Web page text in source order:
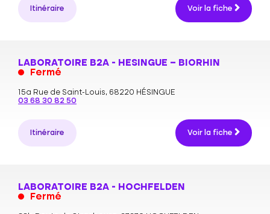
Itinéraire Voir la fiche
LABORATOIRE B2A - HESINGUE – BIORHIN
Fermé
15a Rue de Saint-Louis, 68220 HÉSINGUE
03 68 30 82 50
Itinéraire Voir la fiche
LABORATOIRE B2A - HOCHFELDEN
Fermé